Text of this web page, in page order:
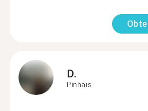
D.
Pinhais